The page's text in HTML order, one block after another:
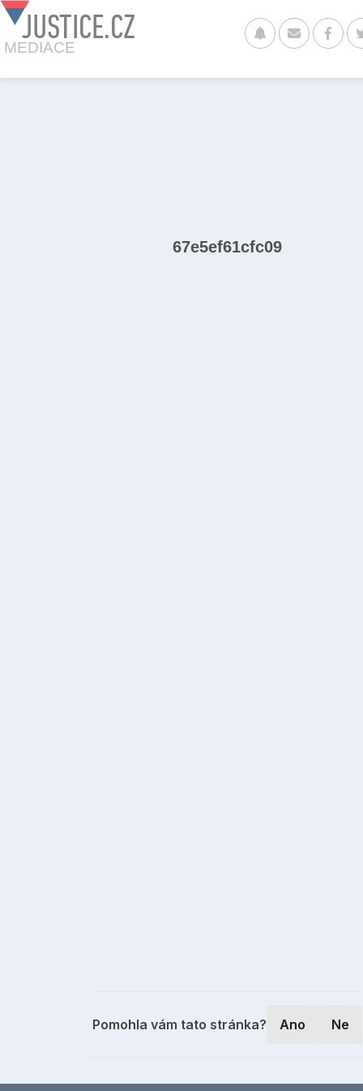
JUSTICE.CZ
MEDIACE
67e5ef61cfc09
Pomohla vám tato stránka? Ano Ne